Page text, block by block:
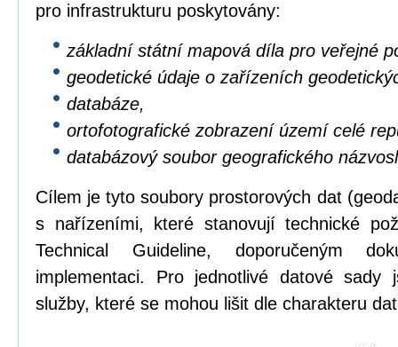
pro infrastrukturu poskytovány:
základní státní mapová díla pro veřejné
geodetické údaje o zařízeních
databáze,
ortofotografické zobrazení území celé
databázový soubor geografického
Cílem je tyto soubory prostorových dat
s nařízeními, které stanovují technické
Technical Guideline, doporučeným
implementaci. Pro jednotlivé datové sady
služby, které se mohou lišit dle charakteru